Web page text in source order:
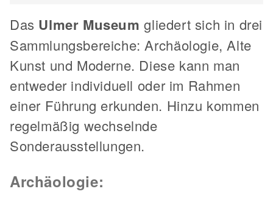
Das Ulmer Museum gliedert sich in drei
Sammlungsbereiche: Archäologie, Alte
Kunst und Moderne. Diese kann man
entweder individuell oder im Rahmen
einer Führung erkunden. Hinzu kommen
regelmäßig wechselnde
Sonderausstellungen.
Archäologie: